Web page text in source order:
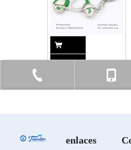
Llavero de
recuerdo
2
enlaces